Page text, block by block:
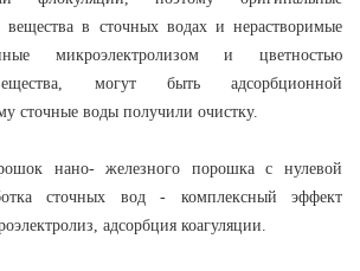
вещества в сточных водах и нерастворимые
микроэлектролизом и цветностью
могут быть адсорбционной
сточные воды получили очистку.
нано- железного порошка с нулевой
сточных вод - комплексный эффект
адсорбция коагуляции.